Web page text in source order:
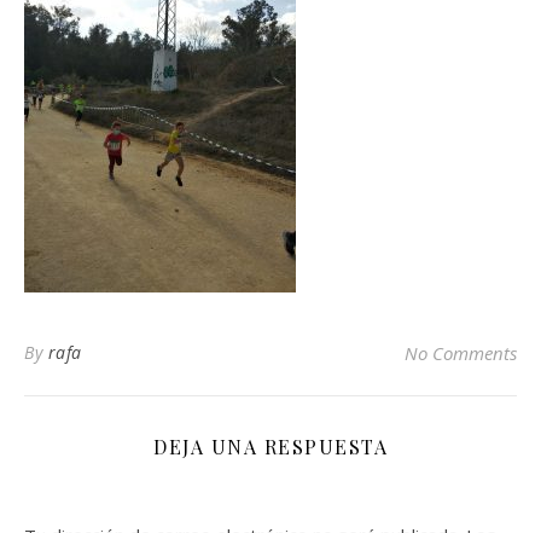
By rafa No Comments
DEJA UNA RESPUESTA